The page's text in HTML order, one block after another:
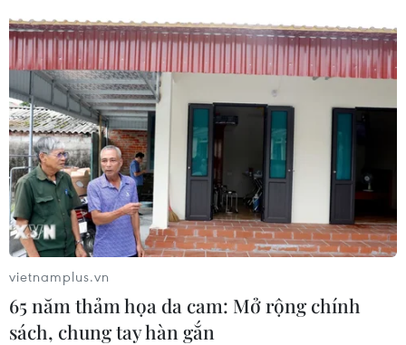
vietnamplus.vn
65 năm thảm họa da cam: Mở rộng chính
sách, chung tay hàn gắn